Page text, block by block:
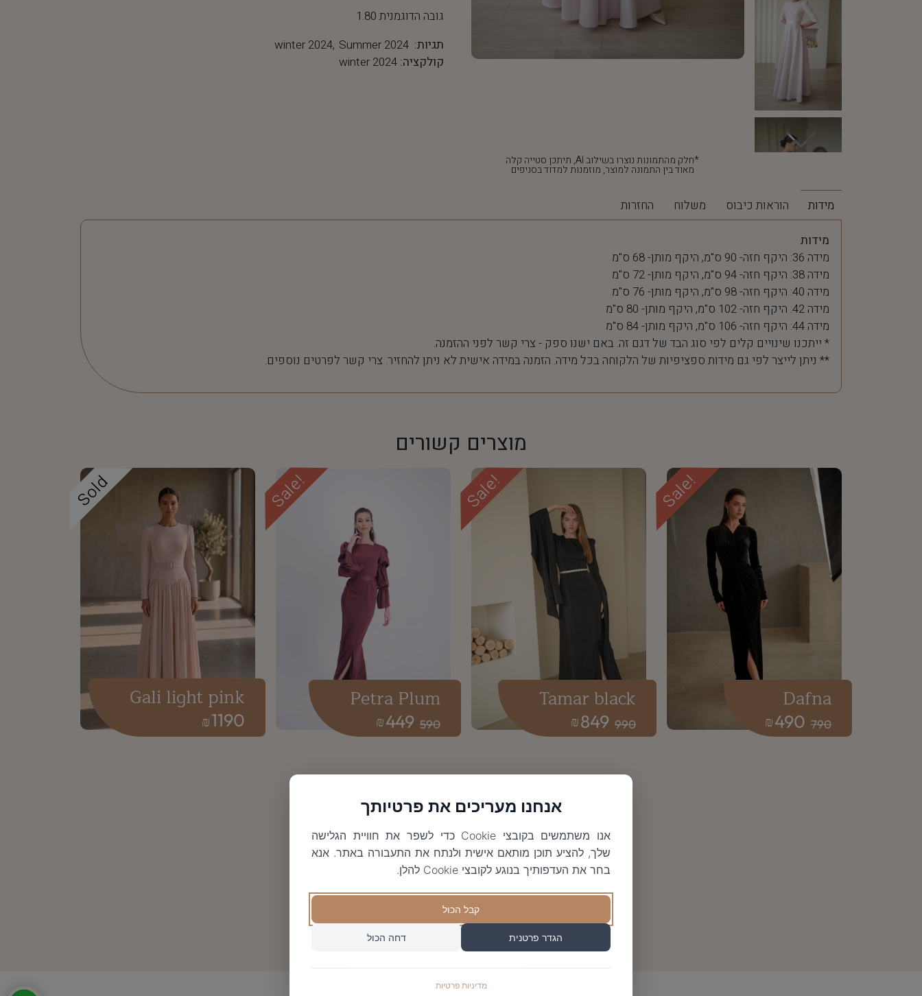
*חלק מהתמונות נוצרו בשילוב AI, תיתכן סטייה קלה
מאוד בין התמונה למוצר, מוזמנות למדוד בסניפים
גובה הדוגמנית 1.80
תגיות:
winter 2024 Summer 2024
קולקציה:winter 2024
מידות הוראות כיבוס משלוח החזרות
מידות
מידה 36: היקף חזה- 90 ס"מ, היקף מותן- 68 ס"מ
מידה 38: היקף חזה- 94 ס"מ, היקף מותן- 72 ס"מ
מידה 40: היקף חזה- 98 ס"מ, היקף מותן- 76 ס"מ
מידה 42: היקף חזה- 102 ס"מ, היקף מותן- 80 ס"מ
מידה 44: היקף חזה- 106 ס"מ, היקף מותן- 84 ס"מ
* ייתכנו שינויים קלים לפי סוג הבד של דגם זה. באם ישנו ספק - צרי קשר לפני ההזמנה.
** ניתן לייצר לפי גם מידות ספציפיות של הלקוחה בכל מידה. הזמנה במידה אישית לא ניתן להחזיר. צרי קשר לפרטים נוספים.
מוצרים קשורים
Sale!
790
490
₪
Dafna
Sale!
990
849
₪
Tamar black
Sale!
590
449
₪
Petra Plum
Sold
1190
₪
Gali light pink
אנחנו מעריכים את פרטיותך
אנו משתמשים בקובצי Cookie כדי לשפר את חוויית הגלישה
שלך, להציע תוכן מותאם אישית ולנתח את התעבורה באתר. אנא
בחר את העדפותיך בנוגע לקובצי Cookie להלן.
קבל הכול
הגדר פרטנית דחה הכול
מדיניות פרטיות